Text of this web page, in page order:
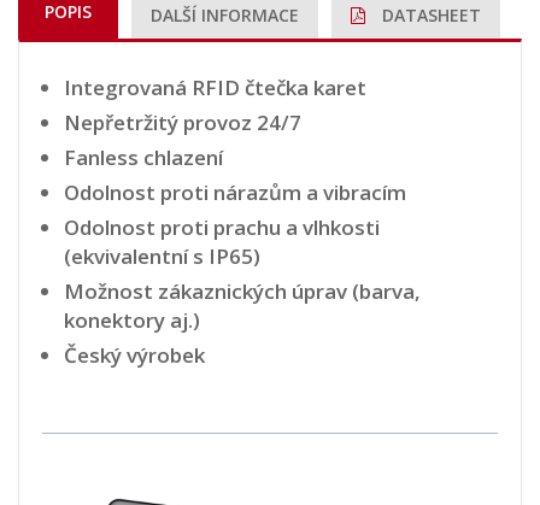
POPIS DALŠÍ INFORMACE DATASHEET
Integrovaná RFID čtečka karet
Nepřetržitý provoz 24/7
Fanless chlazení
Odolnost proti nárazům a vibracím
Odolnost proti prachu a vlhkosti
(ekvivalentní s IP65)
Možnost zákaznických úprav (barva,
konektory aj.)
Český výrobek